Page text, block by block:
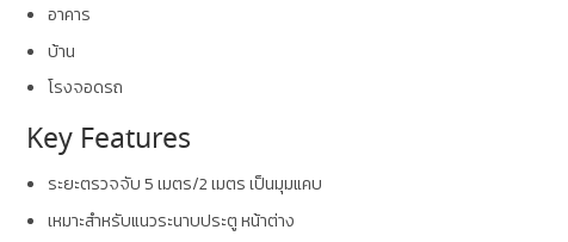
อาคาร
บ้าน
โรงจอดรถ
Key Features
ระยะตรวจจับ 5 เมตร/2 เมตร เป็นมุมแคบ
เหมาะสำหรับแนวระนาบประตู หน้าต่าง